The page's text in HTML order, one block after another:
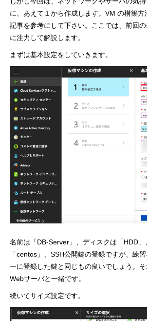
に、あえて１から作成します。VM の構築
記事を参考にして下さい。ここでは、前回
に注力して解説します。
まずは基本設定をしていきます。
名前は「DB-Server」、ディスクは「HDD」
「centos」、SSH公開鍵の登録ですが、練
ーに登録した鍵と同じもの良いでしょう。
Webサーバと一緒です。
続いてサイズ設定です。